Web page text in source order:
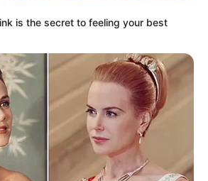
mond Magyar Péter” – Sulyok
maradni fog köztársasági
is the secret to feeling your best